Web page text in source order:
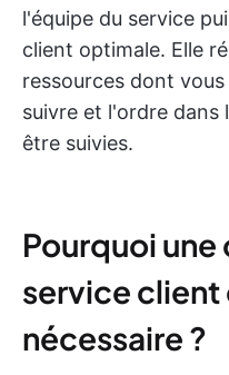
l'équipe du service
client optimale. Elle
ressources dont
suivre et l'ordre dans
être suivies.
Pourquoi
service
nécessaire ?